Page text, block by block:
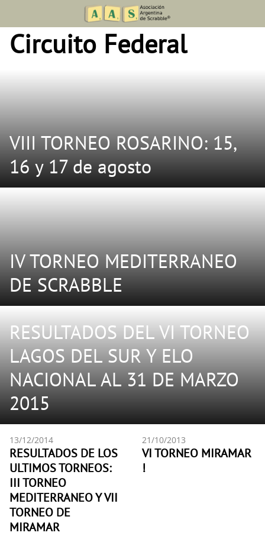
content
Circuito Federal
VIII TORNEO ROSARINO: 15,
16 y 17 de agosto
IV TORNEO MEDITERRANEO
DE SCRABBLE
RESULTADOS DEL VI TORNEO
LAGOS DEL SUR Y ELO
NACIONAL AL 31 DE MARZO
2015
13/12/2014
RESULTADOS DE LOS
ULTIMOS TORNEOS:
III TORNEO
MEDITERRANEO Y VII
TORNEO DE
MIRAMAR
21/10/2013
VI TORNEO MIRAMAR
!